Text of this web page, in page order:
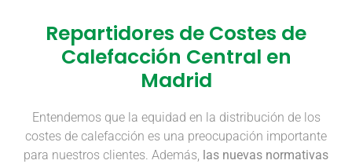
Repartidores de Costes de
Calefacción Central en
Madrid
Entendemos que la equidad en la distribución de los
costes de calefacción es una preocupación importante
para nuestros clientes. Además, las nuevas normativas